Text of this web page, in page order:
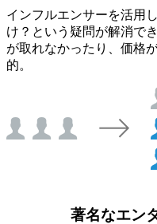
インフルエンサーを活用
け？という疑問が解消で
が取れなかったり、価格
的。
著名なエン